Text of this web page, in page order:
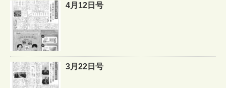
4月12日号
3月22日号